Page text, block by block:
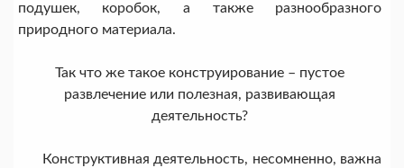
подушек, коробок, а также разнообразного
природного материала.
Так что же такое конструирование – пустое
развлечение или полезная, развивающая
деятельность?
Конструктивная деятельность, несомненно, важна